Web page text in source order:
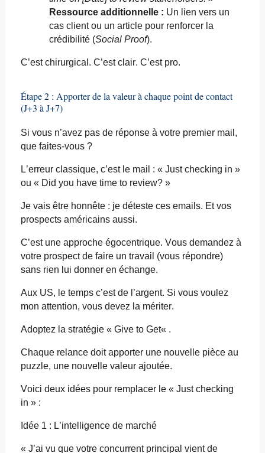
Ressource additionnelle : Un lien vers un
cas client ou un article pour renforcer la
crédibilité (Social Proof).
C’est chirurgical. C’est clair. C’est pro.
Étape 2 : Apporter de la valeur à chaque point de contact
(J+3 à J+7)
Si vous n’avez pas de réponse à votre premier mail,
que faites-vous ?
L’erreur classique, c’est le mail : « Just checking in »
ou « Did you have time to review? »
Je vais être honnête : je déteste ces emails. Et vos
prospects américains aussi.
C’est une approche égocentrique. Vous demandez à
votre prospectde faireun travail (vous répondre)
sans rien lui donner en échange.
Aux US, le temps c’est de l’argent. Si vous voulez
mon attention, vous devez la mériter.
Adoptez la stratégie « Giveto Get« .
Chaque relance doit apporter une nouvelle pièce au
puzzle, une nouvelle valeur ajoutée.
Voici deux idées pour remplacer le « Just checking
in » :
Idée 1 : L’intelligence de marché
« J’ai vu que votre concurrent principal vient de